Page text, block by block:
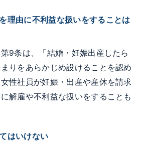
理由に不利益な扱いをすることは
9条は、「結婚・妊娠出産したら
りをあらかじめ設けることを認め
性社員が妊娠・出産や産休を請求
解雇や不利益な扱いをすることも
はいけない